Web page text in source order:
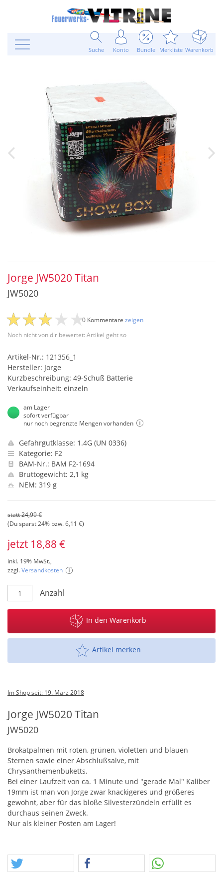
Suche Konto Bundle Merkliste Warenkorb
Jorge JW5020 Titan
JW5020
Noch nicht von dir bewertet: Artikel geht so
0 Kommentare zeigen
Artikel-Nr.: 121356_1
Hersteller: Jorge
Kurzbeschreibung: 49-Schuß Batterie
Verkaufseinheit: einzeln
am Lager
sofort verfügbar
nur noch begrenzte Mengen vorhanden
Gefahrgutklasse: 1.4G (UN 0336)
Kategorie: F2
BAM-Nr.: BAM F2-1694
Bruttogewicht: 2,1 kg
NEM: 319 g
statt 24,99 €
(Du sparst 24% bzw. 6,11 €)
jetzt 18,88 €
inkl. 19% MwSt.,
zzgl.Versandkosten
Anzahl
In den Warenkorb
Artikel merken
Im Shop seit: 19. März 2018
Jorge JW5020 Titan
JW5020
Brokatpalmen mit roten, grünen, violetten und blauen
Sternen sowie einer Abschlußsalve, mit
Chrysanthemenbuketts.
Bei einer Laufzeit von ca. 1 Minute und "gerade Mal" Kaliber
19mm ist man von Jorge zwar knackigeres und größeres
gewohnt, aber für das bloße Silvesterzündeln erfüllt es
durchaus seinen Zweck.
Nur als kleiner Posten am Lager!